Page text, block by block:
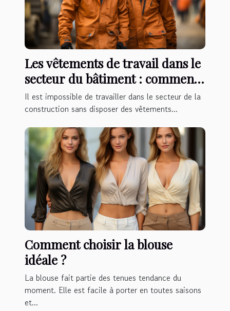
Les vêtements de travail dans le
secteur du bâtiment : comment
choisir ?
Il est impossible de travailler dans le secteur de la
construction sans disposer des vêtements...
Comment choisir la blouse
idéale ?
La blouse fait partie des tenues tendance du
moment. Elle est facile à porter en toutes saisons
et...